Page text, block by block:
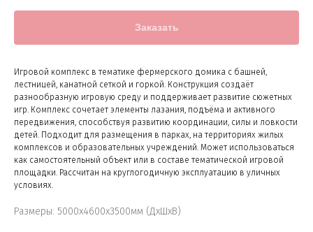
Заказать
Игровой комплекс в тематике фермерского домика с башней,
лестницей, канатной сеткой и горкой. Конструкция создаёт
разнообразную игровую среду и поддерживает развитие сюжетных
игр. Комплекс сочетает элементы лазания, подъёма и активного
передвижения, способствуя развитию координации, силы и ловкости
детей. Подходит для размещения в парках, на территориях жилых
комплексов и образовательных учреждений. Может использоваться
как самостоятельный объект или в составе тематической игровой
площадки. Рассчитан на круглогодичную эксплуатацию в уличных
условиях.
Размеры: 5000х4600х3500мм (ДхШхВ)